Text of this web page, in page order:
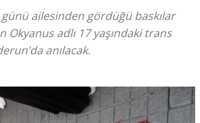
ailesinden gördüğü baskılar
adlı 17 yaşındaki trans
anılacak.